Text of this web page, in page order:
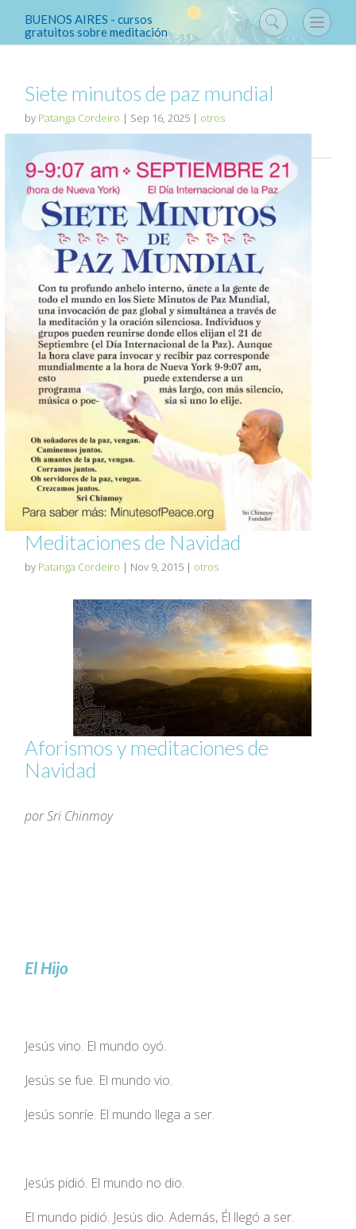
BUENOS AIRES - cursos
gratuitos sobre meditación
Siete minutos de paz mundial
by Patanga Cordeiro | Sep 16, 2025 | otros
Meditaciones de Navidad
by Patanga Cordeiro | Nov 9, 2015 | otros
Aforismos y meditaciones de
Navidad
por Sri Chinmoy
El Hijo
Jesús vino. El mundo oyó.
Jesús se fue. El mundo vio.
Jesús sonríe. El mundo llega a ser.
Jesús pidió. El mundo no dio.
El mundo pidió. Jesús dio. Además, Él llegó a ser.